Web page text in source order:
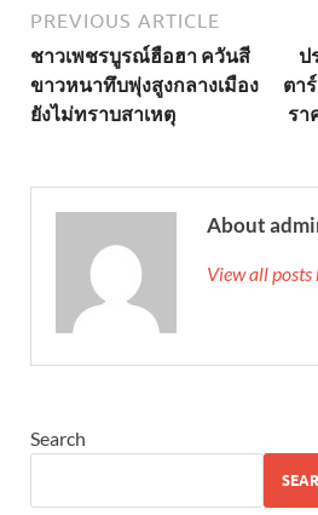
PREVIOUS ARTICLE
ชาวเพชรบูรณ์ฮือฮา ควันสี
ขาวหนาทึบพุ่งสูงกลางเมือง
ยังไม่ทราบสาเหตุ
ป
ตา
รา
About
View all
Search